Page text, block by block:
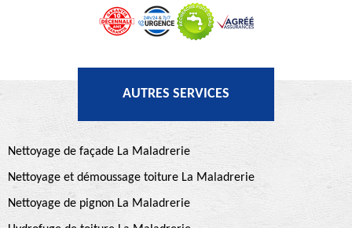
AUTRES SERVICES
Nettoyage de façade La Maladrerie
Nettoyage et démoussage toiture La Maladrerie
Nettoyage de pignon La Maladrerie